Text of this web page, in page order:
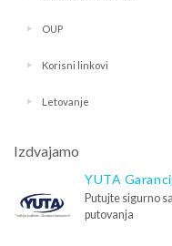
OUP
Korisni linkovi
Letovanje
Izdvajamo
YUTA
Putujte sigurno
putovanja